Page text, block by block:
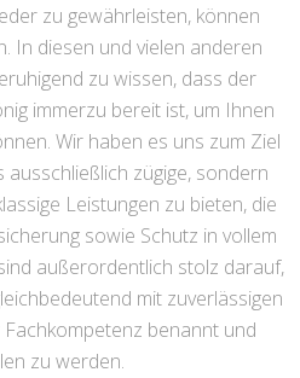
zu gewährleisten, können
In diesen und vielen anderen
zu wissen, dass der
immerzu bereit ist, um Ihnen
Wir haben es uns zum Ziel
ausschließlich zügige, sondern
Leistungen zu bieten, die
sowie Schutz in vollem
außerordentlich stolz darauf,
mit zuverlässigen
Fachkompetenz benannt und
zu werden.